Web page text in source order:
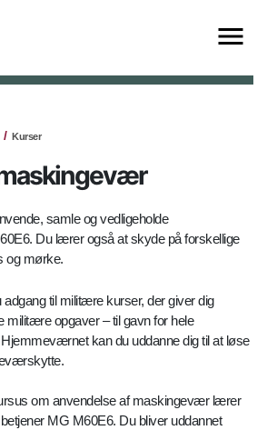
Kurser
samle og vedligeholde
Du lærer også at skyde på forskellige
og mørke.
adgang til militære kurser, der giver dig
militære opgaver – til gavn for hele
kan du uddanne dig til at løse
om anvendelse af maskingevær lærer
MG M60E6. Du bliver uddannet